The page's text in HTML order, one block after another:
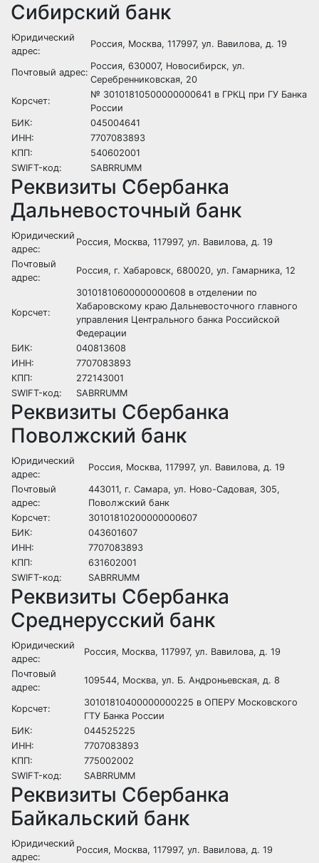
Сибирский банк
Юридический
адрес:
Россия, Москва, 117997, ул. Вавилова, д. 19
Почтовый адрес:
Россия, 630007, Новосибирск, ул.
Серебренниковская, 20
Корсчет:
№ 30101810500000000641 в ГРКЦ при ГУ Банка
России
БИК:
045004641
ИНН:
7707083893
КПП:
540602001
SWIFT-код:
SABRRUMM
Реквизиты Сбербанка
Дальневосточный банк
Юридический
адрес:
Россия, Москва, 117997, ул. Вавилова, д. 19
Почтовый
адрес:
Россия, г. Хабаровск, 680020, ул. Гамарника, 12
Корсчет:
30101810600000000608 в отделении по
Хабаровскому краю Дальневосточного главного
управления Центрального банка Российской
Федерации
БИК:
040813608
ИНН:
7707083893
КПП:
272143001
SWIFT-код:
SABRRUMM
Реквизиты Сбербанка
Поволжский банк
Юридический
адрес:
Россия, Москва, 117997, ул. Вавилова, д. 19
Почтовый
адрес:
443011, г. Самара, ул. Ново-Садовая, 305,
Поволжский банк
Корсчет:
30101810200000000607
БИК:
043601607
ИНН:
7707083893
КПП:
631602001
SWIFT-код:
SABRRUMM
Реквизиты Сбербанка
Среднерусский банк
Юридический
адрес:
Россия, Москва, 117997, ул. Вавилова, д. 19
Почтовый
адрес:
109544, Москва, ул. Б. Андроньевская, д. 8
Корсчет:
30101810400000000225 в ОПЕРУ Московского
ГТУ Банка России
БИК:
044525225
ИНН:
7707083893
КПП:
775002002
SWIFT-код:
SABRRUMM
Реквизиты Сбербанка
Байкальский банк
Юридический
адрес:
Россия, Москва, 117997, ул. Вавилова, д. 19